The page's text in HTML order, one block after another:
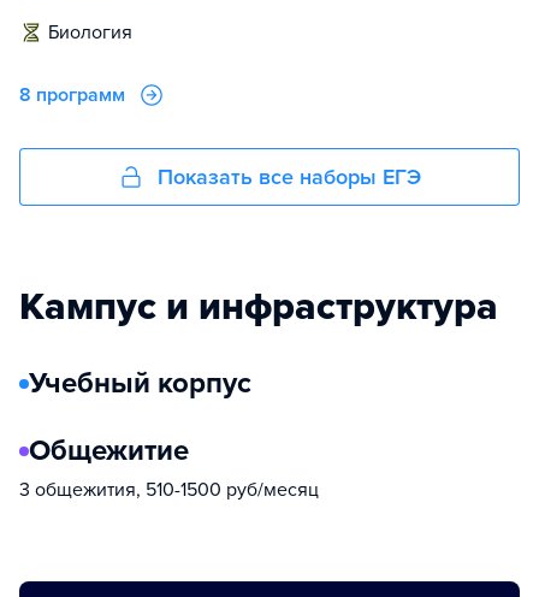
биология
8 программ
Показать все наборы ЕГЭ
Кампус и инфраструктура
Учебный корпус
Общежитие
3 общежития, 510-1500 руб/месяц